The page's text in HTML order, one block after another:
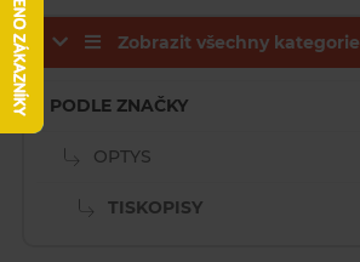
Zobrazit všechny kategorie
PODLE ZNAČKY
OPTYS
TISKOPISY